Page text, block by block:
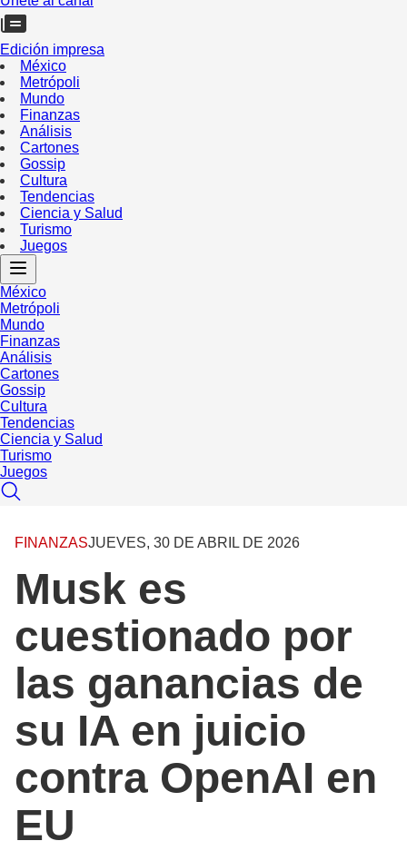
Edición impresa
México
Metrópoli
Mundo
Finanzas
Análisis
Cartones
Gossip
Cultura
Tendencias
Ciencia y Salud
Turismo
Juegos
México
Metrópoli
Mundo
Finanzas
Análisis
Cartones
Gossip
Cultura
Tendencias
Ciencia y Salud
Turismo
Juegos
FINANZASJUEVES, 30 DE ABRIL DE 2026
Musk es
cuestionado por
las ganancias de
su IA en juicio
contra OpenAI en
EU